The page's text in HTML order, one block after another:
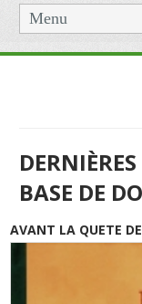
Menu
BASE DE
AVANT LA QUETE